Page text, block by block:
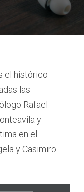
el histórico
las
Rafael
y
en el
y Casimiro